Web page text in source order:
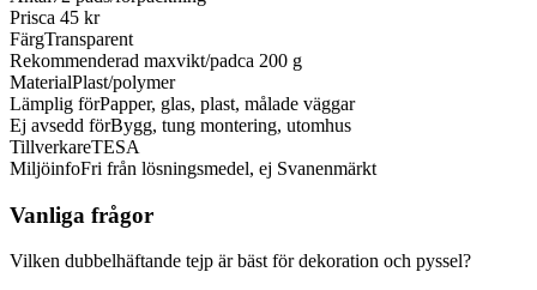
Prisca 45 kr
FärgTransparent
Rekommenderad maxvikt/padca 200 g
MaterialPlast/polymer
Lämplig förPapper, glas, plast, målade väggar
Ej avsedd förBygg, tung montering, utomhus
TillverkareTESA
MiljöinfoFri från lösningsmedel, ej Svanenmärkt
Vanliga frågor
Vilken dubbelhäftande tejp är bäst för dekoration och pyssel?